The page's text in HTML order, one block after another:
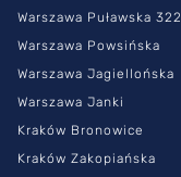
Warszawa Puławska 322
Warszawa Powsińska
Warszawa Jagiellońska
Warszawa Janki
Kraków Bronowice
Kraków Zakopiańska